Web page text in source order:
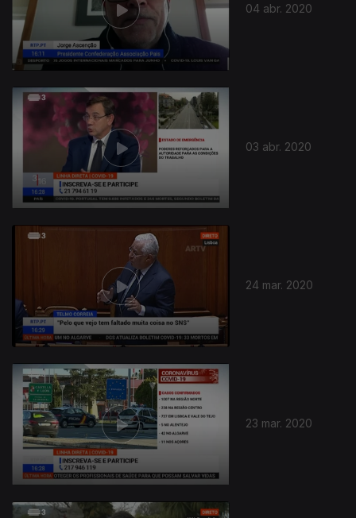
04 abr. 2020
03 abr. 2020
24 mar. 2020
23 mar. 2020